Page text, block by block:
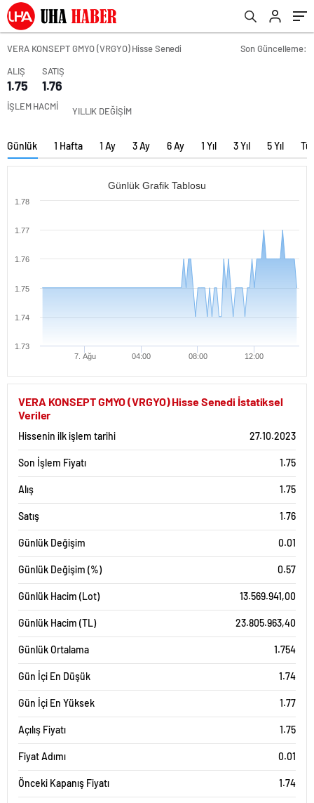
VERA KONSEPT GMYO (VRGYO) Hisse Senedi
Son Güncelleme:
ALIŞ
1.75
SATIŞ
1.76
İŞLEM HACMİ YILLIK DEĞİŞİM
Günlük 1 Hafta 1 Ay 3 Ay 6 Ay 1 Yıl 3 Yıl 5 Yıl
Günlük Grafik Tablosu
7. Ağu 04:00 08:00 12:00
1.73
1.74
1.75
1.76
1.77
1.78
VERA KONSEPT GMYO (VRGYO) Hisse Senedi İstatiksel
Veriler
Hissenin ilk işlem tarihi 27.10.2023
Son İşlem Fiyatı 1.75
Alış 1.75
Satış 1.76
Günlük Değişim 0.01
Günlük Değişim (%) 0.57
Günlük Hacim (Lot) 13.569.941,00
Günlük Hacim (TL) 23.805.963,40
Günlük Ortalama 1.754
Gün İçi En Düşük 1.74
Gün İçi En Yüksek 1.77
Açılış Fiyatı 1.75
Fiyat Adımı 0.01
Önceki Kapanış Fiyatı 1.74